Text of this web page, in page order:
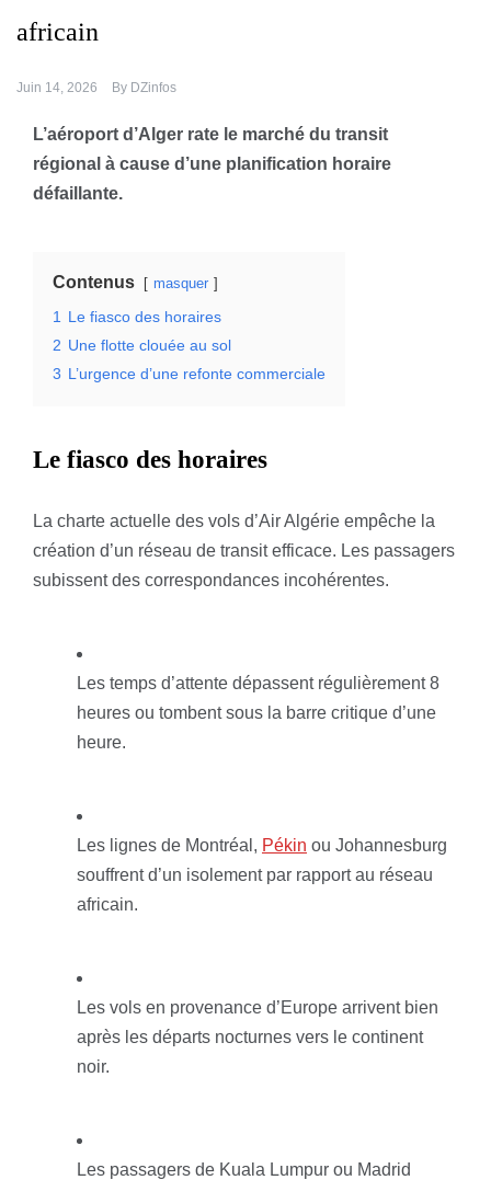
africain
Juin 14, 2026 By DZinfos
L’aéroport d’Alger rate le marché du transit
régional à cause d’une planification horaire
défaillante.
Contenus masquer
1
Le fiasco des horaires
2 Une flotte clouée au sol
3 L’urgence d’une refonte commerciale
Le fiasco des horaires
La charte actuelle des vols d’Air Algérie empêche la
création d’un réseau de transit efficace. Les passagers
subissent des correspondances incohérentes.
Les temps d’attente dépassent régulièrement 8
heures ou tombent sous la barre critique d’une
heure.
Les lignes de Montréal, Pékin ou Johannesburg
souffrent d’un isolement par rapport au réseau
africain.
Les vols en provenance d’Europe arrivent bien
après les départs nocturnes vers le continent
noir.
Les passagers de Kuala Lumpur ou Madrid